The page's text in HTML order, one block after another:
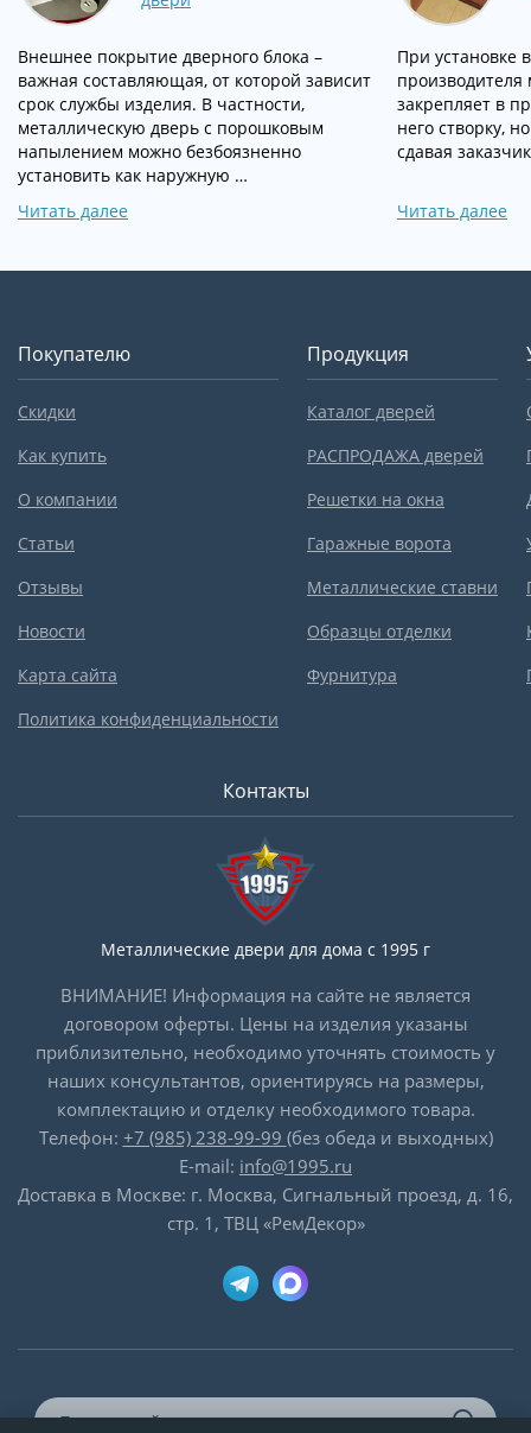
Внешнее покрытие дверного блока –
важная составляющая, от которой зависит
срок службы изделия. В частности,
металлическую дверь с порошковым
напылением можно безбоязненно
установить как наружную …
Читать далее
При установке
производителя
закрепляет в
него створку,
сдавая
Читать далее
Покупателю
Скидки
Как купить
О компании
Статьи
Отзывы
Новости
Карта сайта
Политика конфиденциальности
Продукция
Каталог дверей
РАСПРОДАЖА дверей
Решетки на окна
Гаражные ворота
Металлические ставни
Образцы отделки
Фурнитура
Контакты
Металлические двери для дома с 1995 г
ВНИМАНИЕ! Информация на сайте не является
договором оферты. Цены на изделия указаны
приблизительно, необходимо уточнять стоимость у
наших консультантов, ориентируясь на размеры,
комплектацию и отделку необходимого товара.
Телефон: +7 (985) 238-99-99 (без обеда и выходных)
E-mail: info@1995.ru
Доставка в Москве: г. Москва, Сигнальный проезд, д. 16,
стр. 1, ТВЦ «РемДекор»